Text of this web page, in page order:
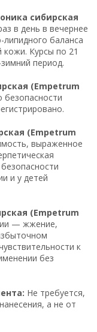
сибирская
в день в вечернее
баланса
кожи. Курсы по 21
период.
(Empetrum
(Empetrum
выраженное
и у детей
(Empetrum
— жжение,
к
без
Не требуется,
а не от